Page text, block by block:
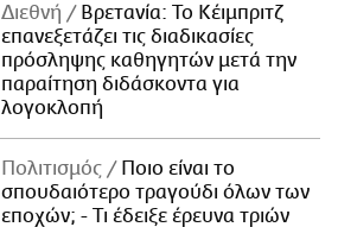
Διεθνή
Βρετανία: Το Κέιμπριτζ
επανεξετάζει τις διαδικασίες
πρόσληψης καθηγητών μετά την
παραίτηση διδάσκοντα για
λογοκλοπή
Πολιτισμός
Ποιο είναι το
σπουδαιότερο τραγούδι όλων των
εποχών; - Τι έδειξε έρευνα τριών